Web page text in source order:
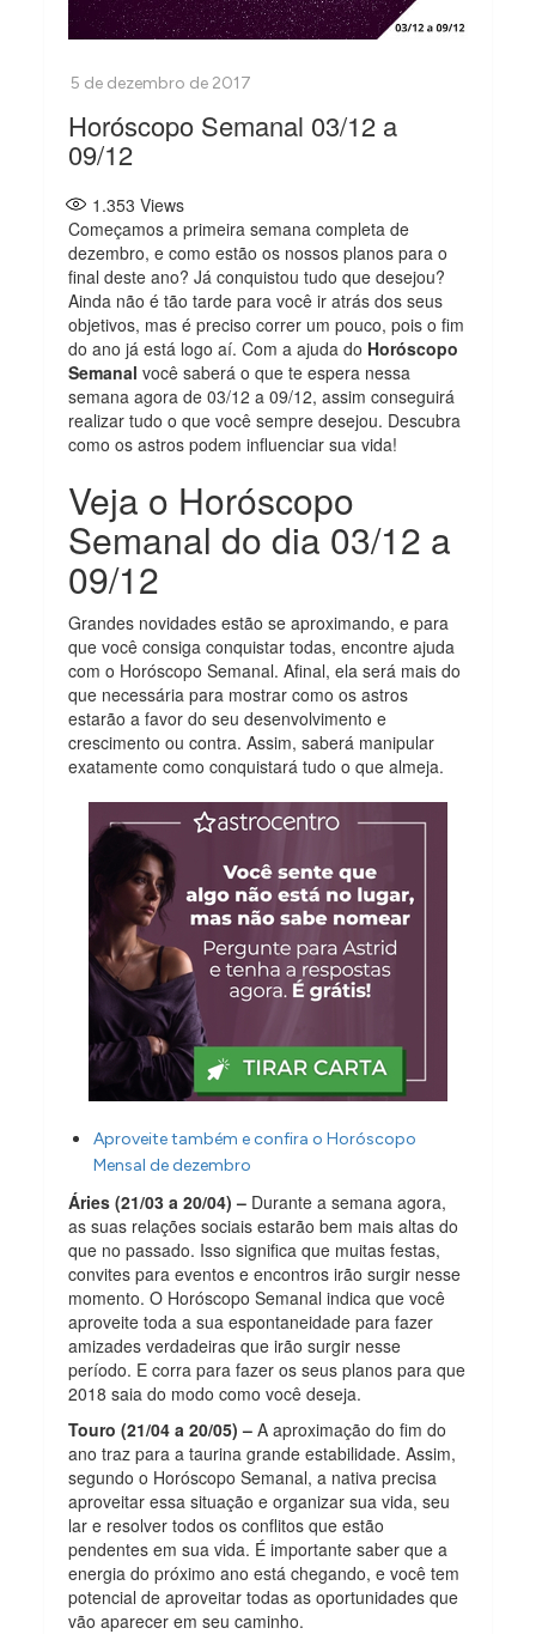
Horóscopo Semanal 03/12 a
09/12
1.353 Views
Começamos a primeira semana completa de
dezembro, e como estão os nossos planos para o
final deste ano? Já conquistou tudo que desejou?
Ainda não é tão tarde para você ir atrás dos seus
objetivos, mas é preciso correr um pouco, pois o fim
do ano já está logo aí. Com a ajuda do Horóscopo
Semanal você saberá o que te espera nessa
semana agora de 03/12 a 09/12, assim conseguirá
realizar tudo o que você sempre desejou. Descubra
como os astros podem influenciar sua vida!
Veja o Horóscopo
Semanal do dia 03/12 a
09/12
Grandes novidades estão se aproximando, e para
que você consiga conquistar todas, encontre ajuda
com o Horóscopo Semanal. Afinal, ela será mais do
que necessária para mostrar como os astros
estarão a favor do seu desenvolvimento e
crescimento ou contra. Assim, saberá manipular
exatamente como conquistará tudo o que almeja.
Aproveite também e confira o Horóscopo
Mensal de dezembro
Áries (21/03 a 20/04) – Durante a semana agora,
as suas relações sociais estarão bem mais altas do
que no passado. Isso significa que muitas festas,
convites para eventos e encontros irão surgir nesse
momento. O Horóscopo Semanal indica que você
aproveite toda a sua espontaneidade para fazer
amizades verdadeiras que irão surgir nesse
período. E corra para fazer os seus planos para que
2018 saia do modo como você deseja.
Touro (21/04 a 20/05) – A aproximação do fim do
ano traz para a taurina grande estabilidade. Assim,
segundo o Horóscopo Semanal, a nativa precisa
aproveitar essa situação e organizar sua vida, seu
lar e resolver todos os conflitos que estão
pendentes em sua vida. É importante saber que a
energia do próximo ano está chegando, e você tem
potencial de aproveitar todas as oportunidades que
vão aparecer em seu caminho.